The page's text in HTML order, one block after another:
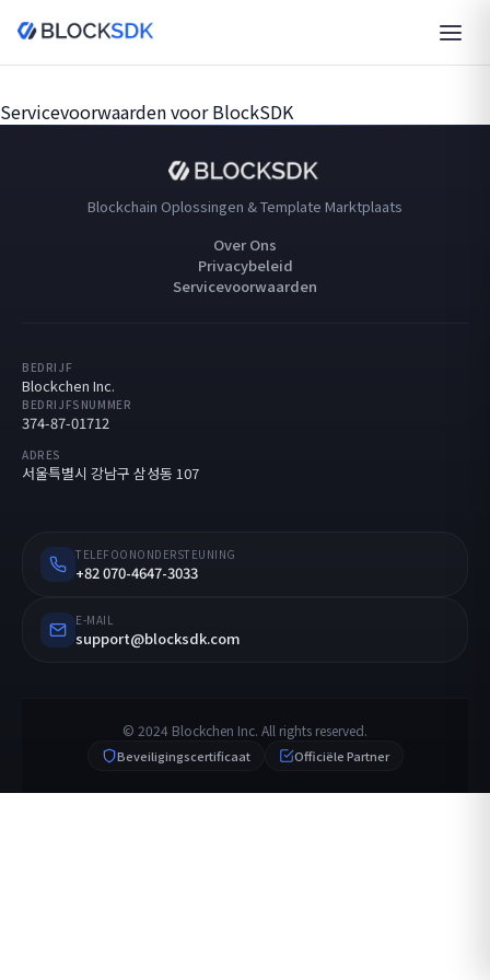
Servicevoorwaarden voor BlockSDK
Blockchain Oplossingen & Template Marktplaats
Over Ons
Privacybeleid
Servicevoorwaarden
BEDRIJF
Blockchen Inc.
BEDRIJFSNUMMER
374-87-01712
ADRES
서울특별시 강남구 삼성동 107
TELEFOONONDERSTEUNING
+82 070-4647-3033
E-MAIL
support@blocksdk.com
© 2024 Blockchen Inc. All rights reserved.
Beveiligingscertificaat Officiële Partner